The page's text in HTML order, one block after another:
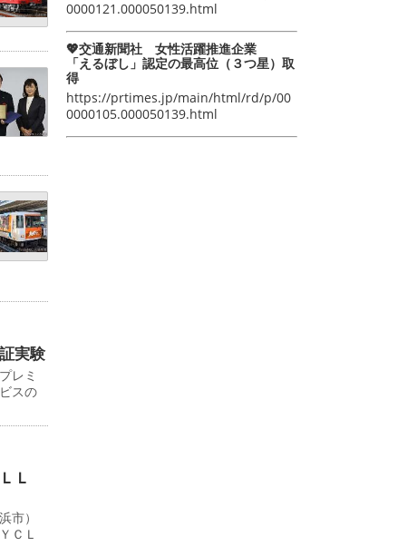
実験
レミ
スの
Ｌ
市）
ＣＬ
0000121.000050139.html
💖交通新聞社 女性活躍推進企業
「えるぼし」認定の最高位（３つ星）取
得
https://prtimes.jp/main/html/rd/p/00
0000105.000050139.html